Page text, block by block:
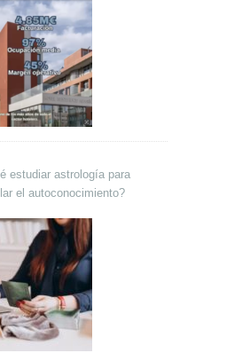
estudiar astrología para
el autoconocimiento?